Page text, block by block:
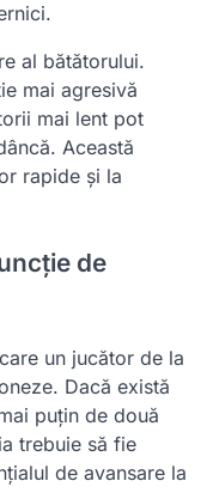
al bătătorului.
mai agresivă
mai lent pot
Această
rapide și la
de
un jucător de la
Dacă există
puțin de două
trebuie să fie
de avansare la